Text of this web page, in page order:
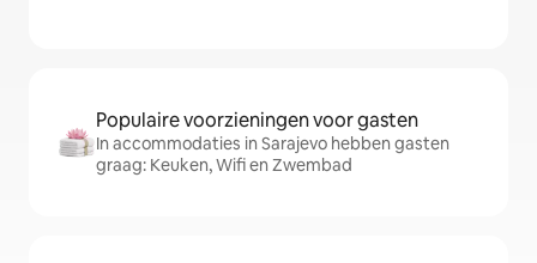
Populaire voorzieningen voor gasten
In accommodaties in Sarajevo hebben gasten
graag: Keuken, Wifi en Zwembad